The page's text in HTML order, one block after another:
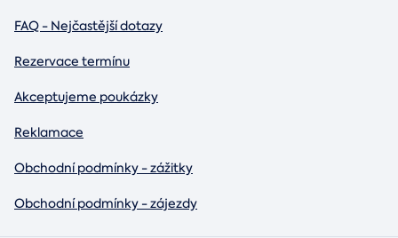
FAQ - Nejčastější dotazy
Rezervace termínu
Akceptujeme poukázky
Reklamace
Obchodní podmínky - zážitky
Obchodní podmínky - zájezdy